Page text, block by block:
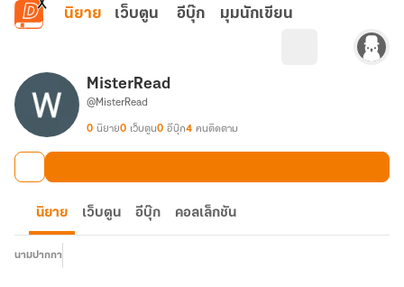
ข้ามไปยังเนื้อหาหลัก
นิยาย เว็บตูน อีบุ๊ก มุมนักเขียน
MisterRead
@MisterRead
0 นิยาย0 เว็บตูน0 อีบุ๊ก4 คนติดตาม
นิยาย เว็บตูน อีบุ๊ก คอลเล็กชัน
นามปากกา